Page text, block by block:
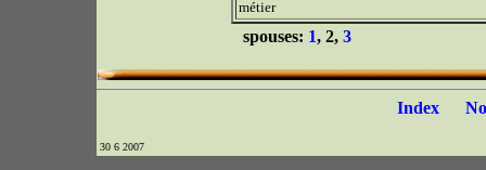
métier
spouses: 1, 2, 3
Index
30 6 2007